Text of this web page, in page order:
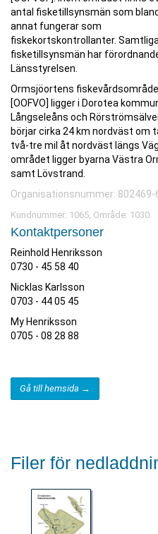
antal fisketillsynsmän som bland
annat fungerar som
fiskekortskontrollanter. Samtliga
fisketillsynsmän har
Länsstyrelsen.
Ormsjöortens fiskevårdsområde
[OOFVO] ligger i Dorotea
Långseleåns och
börjar cirka 24 km nordväst
två-tre mil åt nordväst längs
området ligger byarna Västra
samt Lövstrand.
Organisationsnummer: 802469-
Kundnummer: 1065, Område: 1030.
Kontaktpersoner
Reinhold Henriksson
0730 - 45 58 40
Nicklas Karlsson
0703 - 44 05 45
My Henriksson
0705 - 08 28 88
Gå till hemsida →
Filer för